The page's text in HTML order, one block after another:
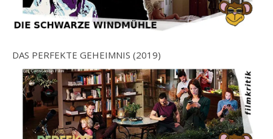
DAS PERFEKTE GEHEIMNIS (2019)